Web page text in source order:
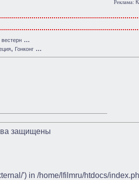
Реклама:
вестерн ...
, Гонконг ...
защищены
') in /home/lfilmru/htdocs/